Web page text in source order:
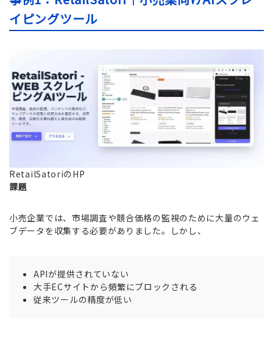
イピングツール
RetailSatoriのHP
課題
小売企業では、市場調査や競合価格の監視のために大量のウェ
ブデータを収集する必要がありました。しかし、
APIが提供されていない
大手ECサイトから頻繁にブロックされる
従来ツールの精度が低い